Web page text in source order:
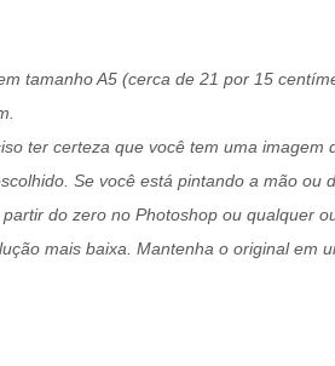
tamanho A5 (cerca de 21 por 15
ter certeza que você tem uma imagem
Se você está pintando a mão ou
do zero no Photoshop ou qualquer
mais baixa. Mantenha o original em